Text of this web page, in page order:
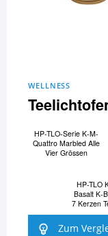
WELLNESS
HP-TLO-Serie K-M-
Quattro Marbled Alle
Vier Grössen
HP-TLO
Basalt K-
7 Kerzen
Zum